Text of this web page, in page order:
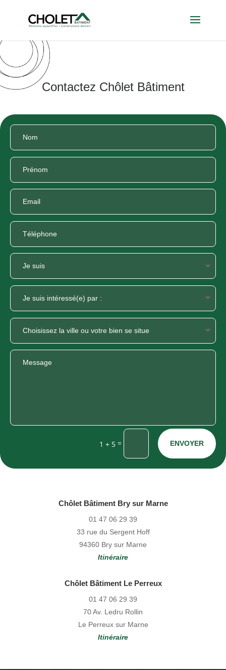
Contactez Chôlet Bâtiment
1 + 5 = ENVOYER
Chôlet Bâtiment Bry sur Marne
01 47 06 29 39
33 rue du Sergent Hoff
94360 Bry sur Marne
Itinéraire
Chôlet Bâtiment Le Perreux
01 47 06 29 39
70 Av. Ledru Rollin
Le Perreux sur Marne
Itinéraire